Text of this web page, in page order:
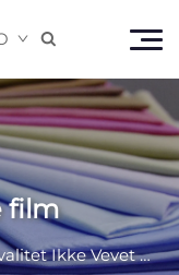

film
Ikke Vevet Material